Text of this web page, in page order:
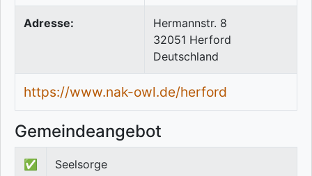
Adresse:
Hermannstr. 8
32051 Herford
Deutschland
https://www.nak-owl.de/herford
Gemeindeangebot
✅ Seelsorge